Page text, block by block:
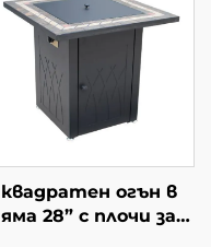
квадратен огън в
яма 28” с плочи за